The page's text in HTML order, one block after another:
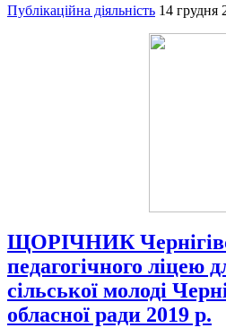
Публікаційна діяльність 14 грудня
ЩОРІЧНИК
педагогічного ліцею
сільської молоді
обласної ради 2019 р.